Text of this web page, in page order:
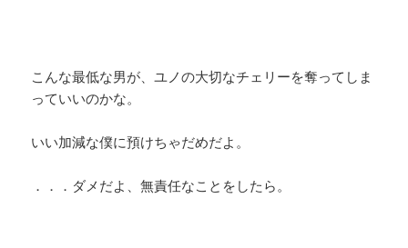
こんな最低な男が、ユノの大切なチェリーを奪ってしま
っていいのかな。
いい加減な僕に預けちゃだめだよ。
．．．ダメだよ、無責任なことをしたら。